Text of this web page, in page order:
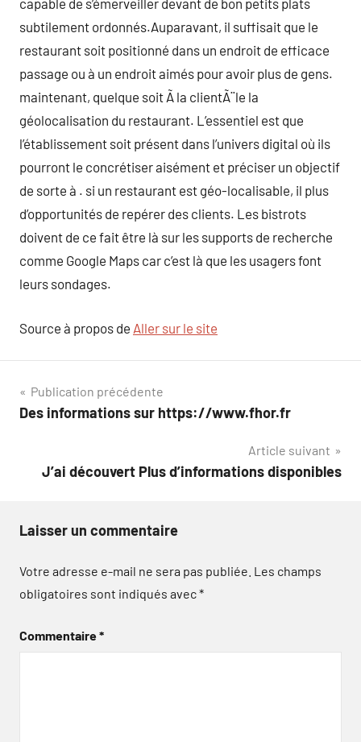
capable de s’émerveiller devant de bon petits plats
subtilement ordonnés.Auparavant, il suffisait que le
restaurant soit positionné dans un endroit de efficace
passage ou à un endroit aimés pour avoir plus de gens.
maintenant, quelque soit Ã la clientÃ¨le la
géolocalisation du restaurant. L’essentiel est que
l’établissement soit présent dans l’univers digital où ils
pourront le concrétiser aisément et préciser un objectif
de sorte à . si un restaurant est géo-localisable, il plus
d’opportunités de repérer des clients. Les bistrots
doivent de ce fait être là sur les supports de recherche
comme Google Maps car c’est là que les usagers font
leurs sondages.
Source à propos de Aller sur le site
Navigation
de
Publication précédente
Des informations sur https://www.fhor.fr
Article suivant
J’ai découvert Plus d’informations disponibles
Laisser un commentaire
Votre adresse e-mail ne sera pas publiée. Les champs
obligatoires sont indiqués avec*
Commentaire*